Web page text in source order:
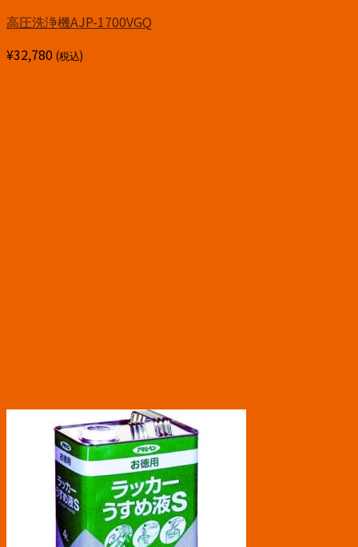
高圧洗浄機AJP-1700VGQ
¥32,780 (税込)